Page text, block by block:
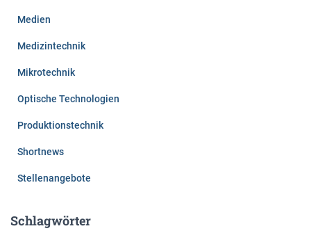
Medien
Medizintechnik
Mikrotechnik
Optische Technologien
Produktionstechnik
Shortnews
Stellenangebote
Schlagwörter